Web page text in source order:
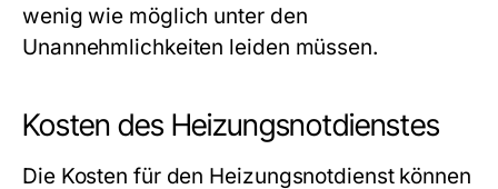
wenig wie möglich unter den
Unannehmlichkeiten leiden müssen.
Kosten des Heizungsnotdienstes
Die Kosten für den Heizungsnotdienst können